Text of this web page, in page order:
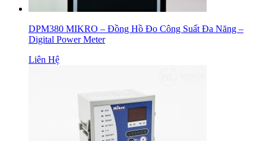
DPM380 MIKRO – Đồng Hồ Đo Công Suất Đa Năng –
Digital Power Meter
Liên Hệ